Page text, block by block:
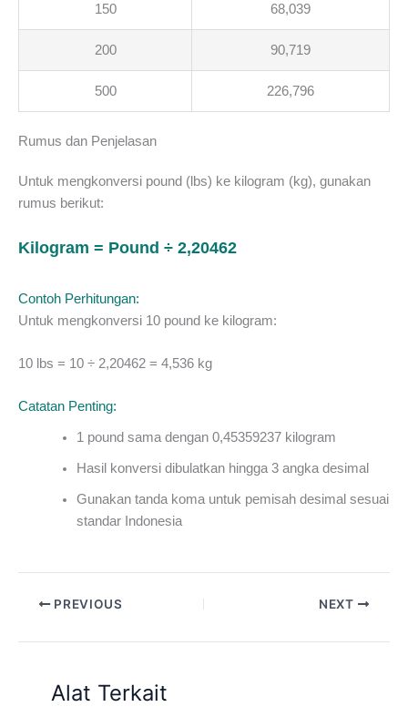
150 68,039
200 90,719
500 226,796
Rumus dan Penjelasan
Untuk mengkonversi pound (lbs) ke kilogram (kg), gunakan
rumus berikut:
Kilogram = Pound ÷ 2,20462
Contoh Perhitungan:
Untuk mengkonversi 10 pound ke kilogram:
10 lbs = 10 ÷ 2,20462 = 4,536 kg
Catatan Penting:
1 pound sama dengan 0,45359237 kilogram
Hasil konversi dibulatkan hingga 3 angka desimal
Gunakan tanda koma untuk pemisah desimal sesuai
standar Indonesia
PREVIOUS NEXT
Alat Terkait